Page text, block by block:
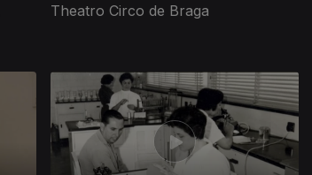
Theatro Circo de Braga